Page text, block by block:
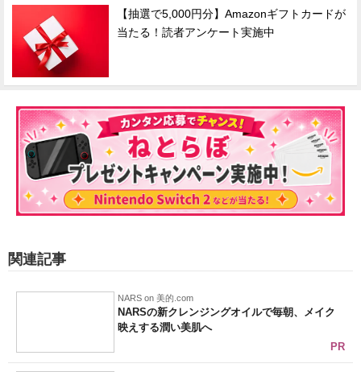
【抽選で5,000円分】Amazonギフトカードが
当たる！読者アンケート実施中
関連記事
NARS on 美的.com
NARSの新クレンジングオイルで毎朝、メイク
映えする潤い美肌へ
PR